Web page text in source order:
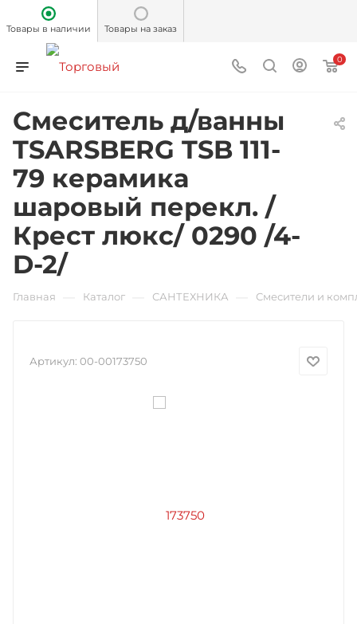
Товары в наличии Товары на заказ
0
Смеситель д/ванны
TSARSBERG TSB 111-
79 керамика
шаровый перекл. /
Крест люкс/ 0290 /4-
D-2/
Главная Каталог САНТЕХНИКА Смесители и
Артикул: 00-00173750